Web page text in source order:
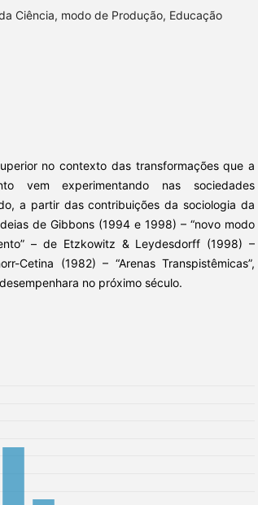
Ciência, modo de Produção, Educação
no contexto das transformações que a
vem experimentando nas sociedades
a partir das contribuições da sociologia da
de Gibbons (1994 e 1998) – “novo modo
– de Etzkowitz & Leydesdorff (1998) –
Cetina (1982) – “Arenas Transpistêmicas”,
no próximo século.